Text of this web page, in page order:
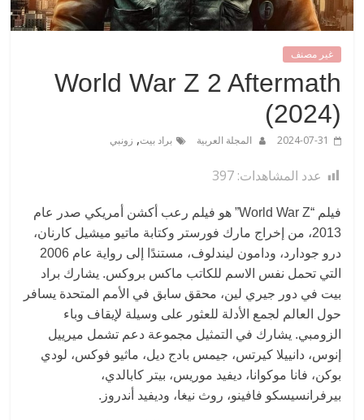
غير مصنف
World War Z 2 Aftermath
(2024)
2024-07-31 المجلة العربية براد بيت, زونبي
عدد المشاهدات: 397
فيلم “World War Z” هو فيلم رعب أكشن أمريكي صدر عام
2013، من إخراج مارك فورستر وكتابة ماتيو ميشيل كارنان،
درو جودارد، ودامون ليندلوف، مستندًا إلى رواية عام 2006
التي تحمل نفس الاسم للكاتب ماكس بروكس. يشارك براد
بيت في دور جيري لين، محقق سابق في الأمم المتحدة يسافر
حول العالم لجمع الأدلة للعثور على وسيلة لإيقاف وباء
الزومبي. يشارك في التمثيل مجموعة دعم تشمل ميرييل
إنوس، دانييلا كيرتس، جيمس بادج ديل، ماثيو فوكس، لودي
بوكن، فانا موكوانا، ديفيد موريس، بيتر كابالدي،
بيرفرانسيسكو فافينو، روث نيغا، وديفيد أندروز.